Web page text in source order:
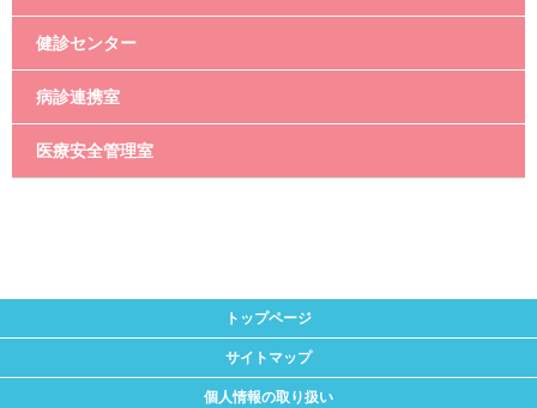
健診センター
病診連携室
医療安全管理室
トップページ
サイトマップ
個人情報の取り扱い